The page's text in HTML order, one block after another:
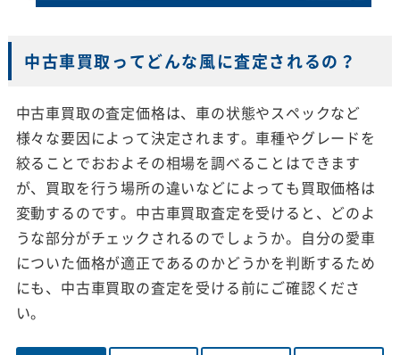
中古車買取ってどんな風に査定されるの？
中古車買取の査定価格は、車の状態やスペックなど
様々な要因によって決定されます。車種やグレードを
絞ることでおおよその相場を調べることはできます
が、買取を行う場所の違いなどによっても買取価格は
変動するのです。中古車買取査定を受けると、どのよ
うな部分がチェックされるのでしょうか。自分の愛車
についた価格が適正であるのかどうかを判断するため
にも、中古車買取の査定を受ける前にご確認くださ
い。